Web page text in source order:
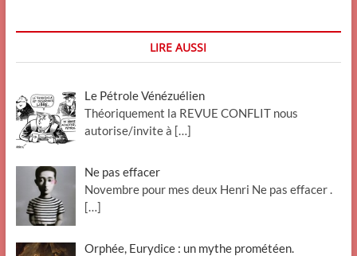
LIRE AUSSI
Le Pétrole Vénézuélien
Théoriquement la REVUE CONFLIT nous
autorise/invite à […]
Ne pas effacer
Novembre pour mes deux Henri Ne pas effacer .
[…]
Orphée, Eurydice : un mythe prométéen.